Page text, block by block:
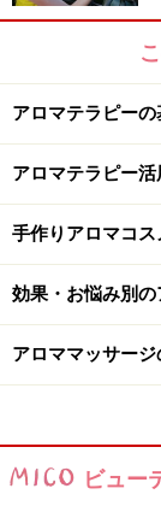
っ、ぎゅっ、
これを何度か
ちょうど、指
る感じです。
（２）手を離
って、さすり
気持ちのよい
皮脂が少なく
してトリート
アロマテラピー
アロマテラピー
手作りアロマコ
効果・お悩み別
アロママッサー
ビュー